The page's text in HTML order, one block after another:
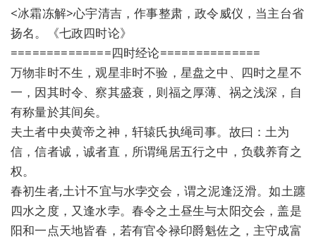
<冰霜冻解>心宇清吉，作事整肃，政令威仪，当主台省
扬名。《七政四时论》
==============四时经论==============
万物非时不生，观星非时不验，星盘之中、四时之星不
一，因其时令、察其盛衰，则福之厚薄、祸之浅深，自
有称量於其间矣。
夫土者中央黄帝之神，轩辕氏执绳司事。故曰：土为
信，信者诚，诚者直，所谓绳居五行之中，负载养育之
权。
春初生者,土计不宜与水孛交会，谓之泥逢泛滑。如土躔
四水之度，又逢水孛。春令之土昼生与太阳交会，盖是
阳和一点天地皆春，若有官令禄印爵魁佐之，主守成富